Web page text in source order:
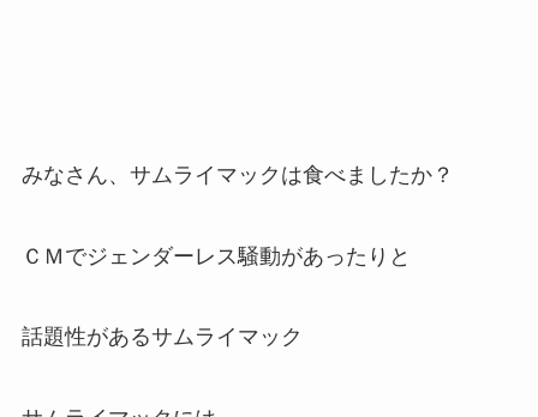
みなさん、サムライマックは食べましたか？
ＣＭでジェンダーレス騒動があったりと
話題性があるサムライマック